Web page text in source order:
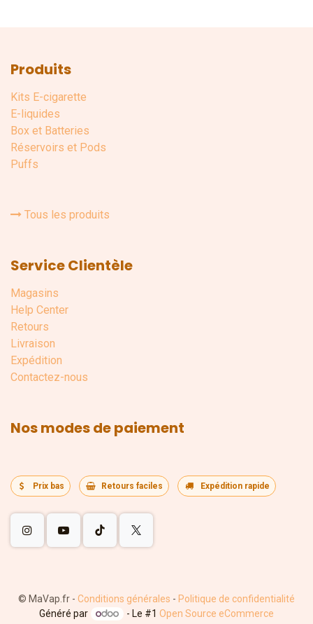
Produits
Kits E-cigarette
E-liquides
Box et Batteries
Réservoirs et Pods
Puffs
Tous les produits
Service Clientèle
Magasins
Help Center
Retours
Livraison
Expédition
Contactez-nous
Nos modes de paiement
Prix bas Retours faciles Expédition rapide
© MaVap.fr - Conditions générales - Politique de confidentialité
Généré par
- Le #1 Open Source eCommerce